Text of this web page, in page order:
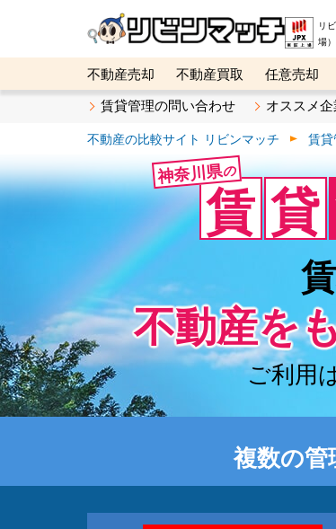
リ
場
不動産売却 不動産買取 任意売却
メタ住宅展示場
ベスト不動産カンパ
賃貸管理の問い合わせ オススメ
不動産の比較サイト リビンマッチ 賃
神奈川県の
賃 貸
不動産を
ご利用
複数の管